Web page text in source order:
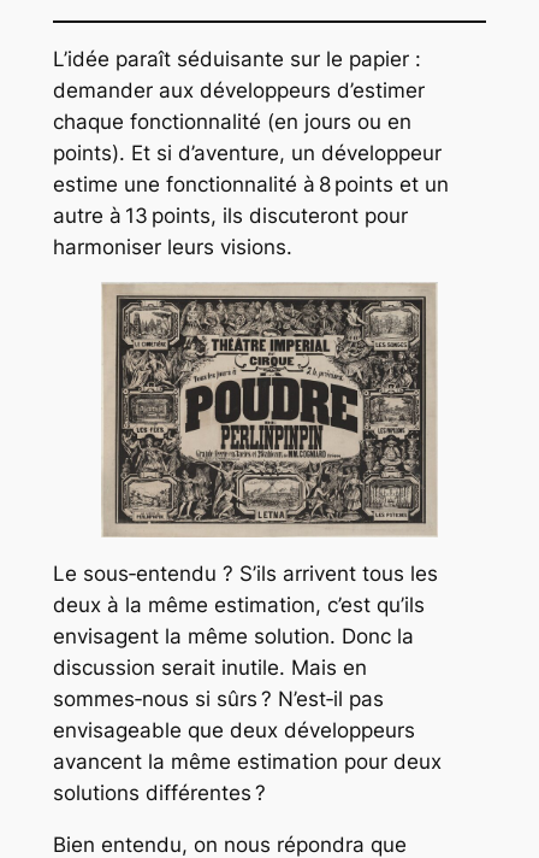
L’idée paraît séduisante sur le papier :
demander aux développeurs d’estimer
chaque fonctionnalité (en jours ou en
points). Et si d’aventure, un développeur
estime une fonctionnalité à 8 points et un
autre à 13 points, ils discuteront pour
harmoniser leurs visions.
Le sous‑entendu ? S’ils arrivent tous les
deux à la même estimation, c’est qu’ils
envisagent la même solution. Donc la
discussion serait inutile. Mais en
sommes‑nous si sûrs ? N’est‑il pas
envisageable que deux développeurs
avancent la même estimation pour deux
solutions différentes ?
Bien entendu, on nous répondra que